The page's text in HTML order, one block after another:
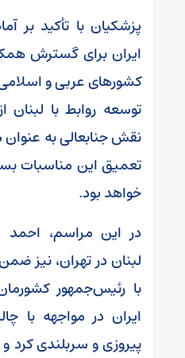
پزشکیان با تأکید بر
ایران برای گسترش
کشورهای عربی و
توسعه روابط با
نقش جنابعالی به
تعمیق این مناسبات
خواهد بود.
در این مراسم،
لبنان در تهران، نیز
با رئیس‌جمهور
ایران در مواجهه با
پیروزی و سربلندی کرد